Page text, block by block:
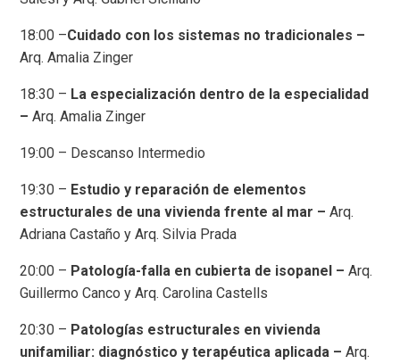
18:00 –Cuidado con los sistemas no tradicionales –
Arq. Amalia Zinger
18:30 – La especialización dentro de la especialidad
–Arq. Amalia Zinger
19:00 – Descanso Intermedio
19:30 – Estudio y reparación de elementos
estructurales de una vivienda frente al mar –Arq.
Adriana Castaño y Arq. Silvia Prada
20:00 – Patología-falla en cubierta de isopanel –Arq.
Guillermo Canco y Arq. Carolina Castells
20:30 – Patologías estructurales en vivienda
unifamiliar: diagnóstico y terapéutica aplicada –Arq.